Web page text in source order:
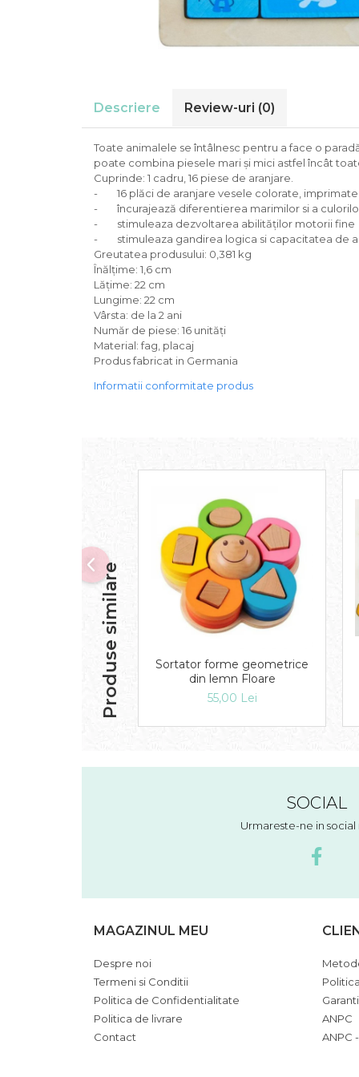
Descriere Review-uri (0)
Toate animalele se întâlnesc pentru a face o
poate combina piesele mari și mici astfel încât
Cuprinde: 1 cadru, 16 piese de aranjare.
- 16 plăci de aranjare vesele colorate,
- încurajează diferentierea marimilor si a
- stimuleaza dezvoltarea abilităților motorii fine
- stimuleaza gandirea logica si capacitatea de
Greutatea produsului: 0,381 kg
Înălțime: 1,6 cm
Lățime: 22 cm
Lungime: 22 cm
Vârsta: de la 2 ani
Număr de piese: 16 unități
Material: fag, placaj
Produs fabricat in Germania
Informatii conformitate produs
Produse similare
Sortator forme geometrice
din lemn Floare
55,00 Lei
SOCIAL
Urmareste-ne in
MAGAZINUL MEU
Despre noi
Termeni si Conditii
Politica de Confidentialitate
Politica de livrare
Contact
ANPC
ANPC -